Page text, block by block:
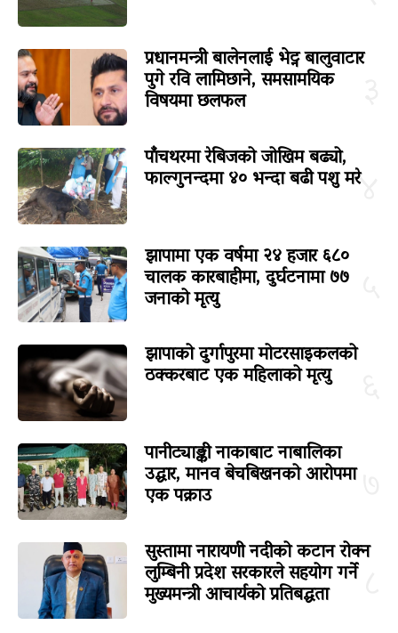
प्रधानमन्त्री बालेनलाई भेट्न बालुवाटार
पुगे रवि लामिछाने, समसामयिक
विषयमा छलफल
४
पाँचथरमा रेबिजको जोखिम बढ्यो,
फाल्गुनन्दमा ४० भन्दा बढी पशु मरे
झापामा एक वर्षमा २४ हजार ६८०
चालक कारबाहीमा, दुर्घटनामा ७७
जनाको मृत्यु
झापाको दुर्गापुरमा मोटरसाइकलको
ठक्करबाट एक महिलाको मृत्यु
पानीट्याङ्की नाकाबाट नाबालिका
उद्धार, मानव बेचबिखनको आरोपमा
एक पक्राउ
सुस्तामा नारायणी नदीको कटान रोक्न
लुम्बिनी प्रदेश सरकारले सहयोग गर्ने
मुख्यमन्त्री आचार्यको प्रतिबद्धता